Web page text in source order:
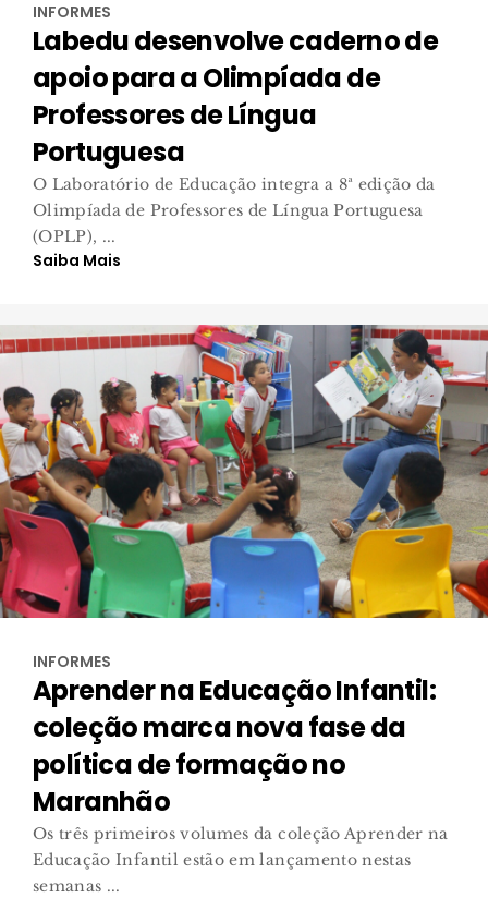
INFORMES
Labedu desenvolve caderno de
apoio para a Olimpíada de
Professores de Língua
Portuguesa
O Laboratório de Educação integra a 8ª edição da
Olimpíada de Professores de Língua Portuguesa
(OPLP), ...
Saiba Mais
INFORMES
Aprender na Educação Infantil:
coleção marca nova fase da
política de formação no
Maranhão
Os três primeiros volumes da coleção Aprender na
Educação Infantil estão em lançamento nestas
semanas ...